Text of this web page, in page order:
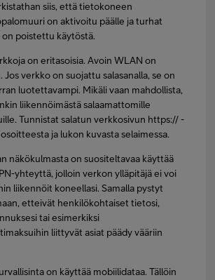
siis, että tietokoneen
on aktivoitu päälle ja turhat
on poistettu käytöstä.
on eritasoisia. Avoin WLAN on
Jos verkko on suojattu salasanalla, se on
luotettavampi. Mikäli vaan mahdollista,
liikennöimästä salaamattomille
Tunnistat salatun verkkosivun https:// -
ja lukon kuvasta selaimessa.
näkökulmasta on suositeltavaa käyttää
yhteyttä, jolloin verkon ylläpitäjä ei voi
liikennöit koneellasi. Samalla pystyt
etteivät henkilökohtaiset tietosi,
tai esimerkiksi
liittyvät asiat päädy vääriin
on käyttää mobiilidataa. Tällöin